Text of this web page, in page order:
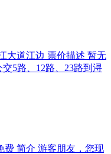
大道江边 票价描述 暂无
5路、12路、23路到浔
费 简介 游客朋友，您现